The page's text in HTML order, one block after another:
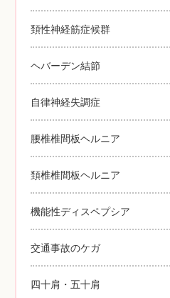
頚性神経筋症候群
ヘバーデン結節
自律神経失調症
腰椎椎間板ヘルニア
頚椎椎間板ヘルニア
機能性ディスペプシア
交通事故のケガ
四十肩・五十肩